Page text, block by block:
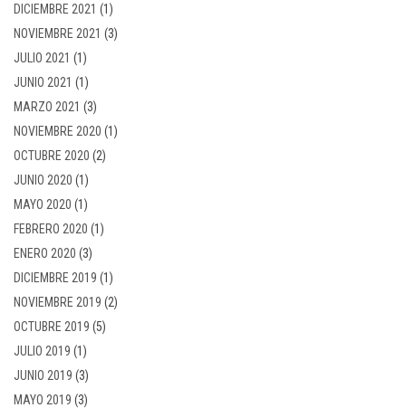
DICIEMBRE 2021 (1)
NOVIEMBRE 2021 (3)
JULIO 2021 (1)
JUNIO 2021 (1)
MARZO 2021 (3)
NOVIEMBRE 2020 (1)
OCTUBRE 2020 (2)
JUNIO 2020 (1)
MAYO 2020 (1)
FEBRERO 2020 (1)
ENERO 2020 (3)
DICIEMBRE 2019 (1)
NOVIEMBRE 2019 (2)
OCTUBRE 2019 (5)
JULIO 2019 (1)
JUNIO 2019 (3)
MAYO 2019 (3)